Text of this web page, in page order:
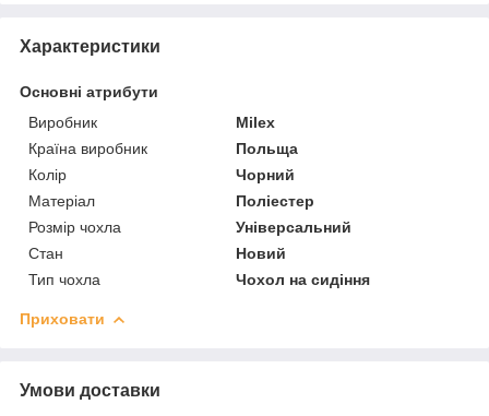
Характеристики
Основні атрибути
Виробник
Milex
Країна виробник
Польща
Колір
Чорний
Матеріал
Поліестер
Розмір чохла
Універсальний
Стан
Новий
Тип чохла
Чохол на сидіння
Приховати
Умови доставки